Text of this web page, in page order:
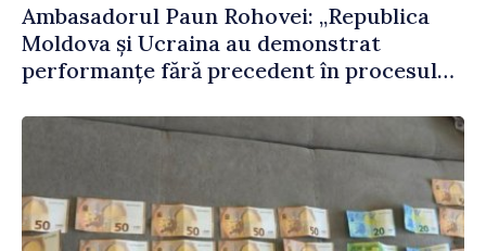
Ambasadorul Paun Rohovei: „Republica
Moldova și Ucraina au demonstrat
performanțe fără precedent în procesul